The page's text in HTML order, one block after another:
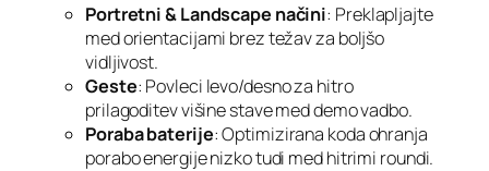
Portretni & Landscape načini: Preklapljajte
med orientacijami brez težav za boljšo
vidljivost.
Geste: Povleci levo/desno za hitro
prilagoditev višine stave med demo vadbo.
Poraba baterije: Optimizirana koda ohranja
porabo energije nizko tudi med hitrimi roundi.